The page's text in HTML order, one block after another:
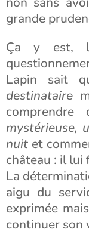
grande
Ça y est,
Lapin sait
destinataire
mystérieuse,
nuit et
château : il lui
La
aigu du
exprimée
continuer son